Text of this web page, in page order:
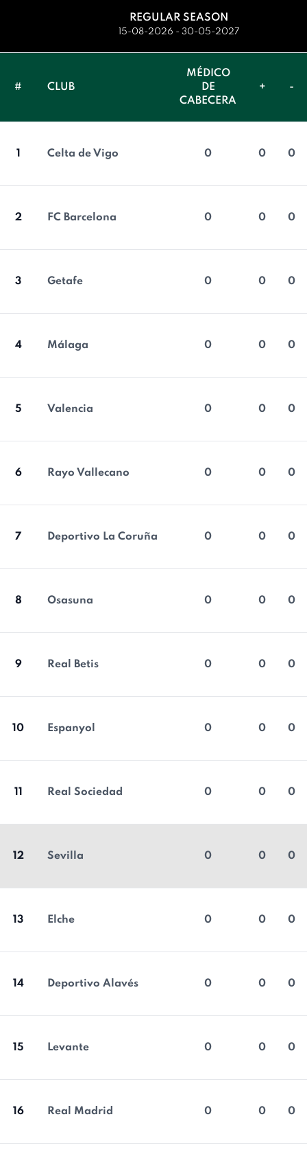
REGULAR SEASON
15-08-2026 - 30-05-2027
# CLUB
MÉDICO
DE
CABECERA
+ -
1 Celta de Vigo 0 0 0
2 FC Barcelona 0 0 0
3 Getafe 0 0 0
4 Málaga 0 0 0
5 Valencia 0 0 0
6 Rayo Vallecano 0 0 0
7 Deportivo La Coruña 0 0 0
8 Osasuna 0 0 0
9 Real Betis 0 0 0
10 Espanyol 0 0 0
11 Real Sociedad 0 0 0
12 Sevilla 0 0 0
13 Elche 0 0 0
14 Deportivo Alavés 0 0 0
15 Levante 0 0 0
16 Real Madrid 0 0 0